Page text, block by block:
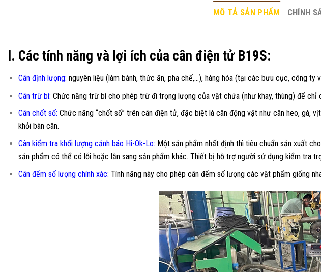
MÔ TẢ SẢN PHẨM CHÍNH
I. Các tính năng và lợi ích của cân điện tử B19S:
Cân định lượng: nguyên liệu (làm bánh, thức ăn, pha chế,…), hàng hóa (tại các bưu cục, công
Cân trừ bì: Chức năng trừ bì cho phép trừ đi trọng lượng của vật chứa (như khay, thùng) để chỉ
Cân chốt số: Chức năng “chốt số” trên cân điện tử, đặc biệt là cân động vật như cân heo, gà,
khỏi bàn cân.
Cân kiểm tra khối lượng cảnh báo Hi-Ok-Lo: Một sản phẩm nhất định thì tiêu chuẩn sản xuất
sản phẩm có thể có lỗi hoặc lẫn sang sản phẩm khác. Thiết bị hỗ trợ người sử dụng kiểm tra
Cân đếm số lượng chính xác: Tính năng này cho phép cân đếm số lượng các vật phẩm giống